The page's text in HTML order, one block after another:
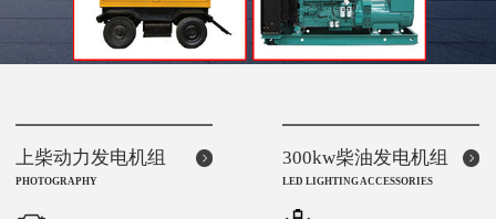
上柴动力发电机组
PHOTOGRAPHY
300kw柴油发电机组
LED LIGHTING ACCESSORIES